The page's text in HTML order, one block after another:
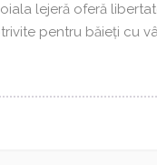
lejeră oferă
pentru băieți cu